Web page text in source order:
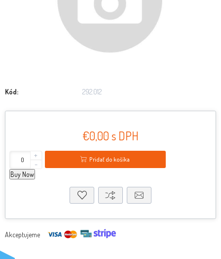
Kód: 292.012
€0,00 s DPH
+
-
Pridať do košíka
Buy Now
Akceptujeme